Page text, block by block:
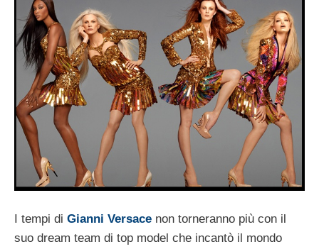
I tempi di Gianni Versace non torneranno più con il
suo dream team di top model che incantò il mondo